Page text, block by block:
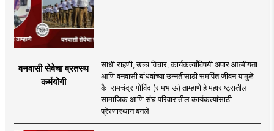
वनवासी सेवेचा व्रतस्थ
कर्मयोगी
साधी राहणी, उच्च विचार, कार्यकर्त्यांविषयी अपार आत्मीयता
आणि वनवासी बांधवांच्या उन्नतीसाठी समर्पित जीवन यामुळे
कै. रामचंद्र गोविंद (रामभाऊ) ताम्हाणे हे महाराष्ट्रातील
सामाजिक आणि संघ परिवारातील कार्यकर्त्यांसाठी
प्रेरणास्थान बनले...